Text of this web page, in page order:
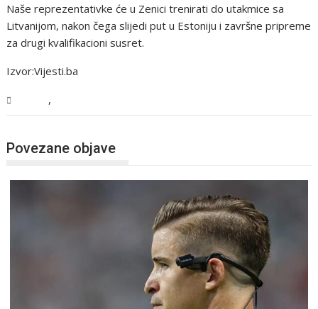
Naše reprezentativke će u Zenici trenirati do utakmice sa
Litvanijom, nakon čega slijedi put u Estoniju i završne pripreme
za drugi kvalifikacioni susret.
Izvor:Vijesti.ba
,
Povezane objave